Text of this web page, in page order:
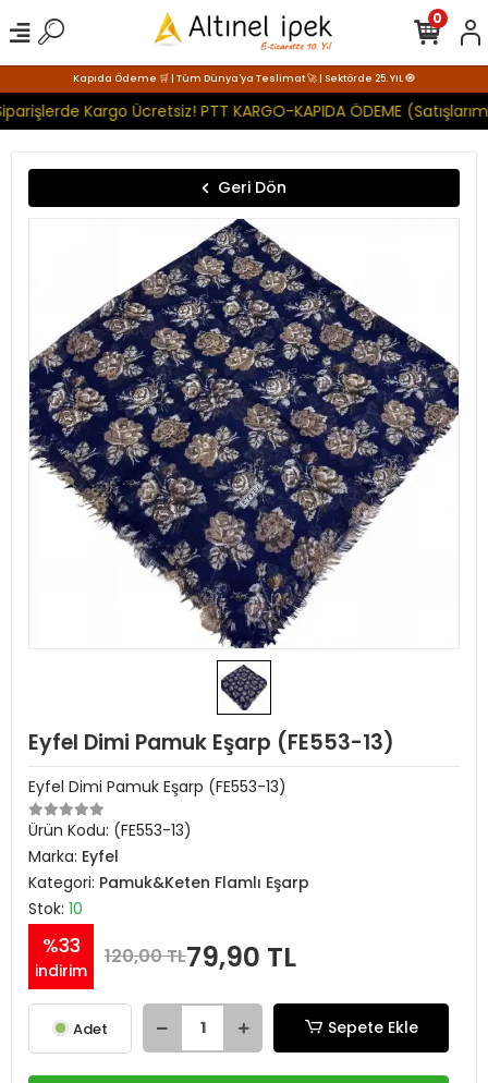
Kapıda Ödeme 🛒 | Tüm Dünya'ya Teslimat 🚀 | Sektörde 25. YIL 🧿
Kargo Ücretsiz! PTT KARGO-KAPIDA ÖDEME
0
Geri Dön
Eyfel Dimi Pamuk Eşarp (FE553-13)
Eyfel Dimi Pamuk Eşarp (FE553-13)
Ürün Kodu: (FE553-13)
Marka: Eyfel
Kategori: Pamuk&Keten Flamlı Eşarp
Stok: 10
%33
indirim
120,00 TL79,90 TL
Adet Sepete Ekle